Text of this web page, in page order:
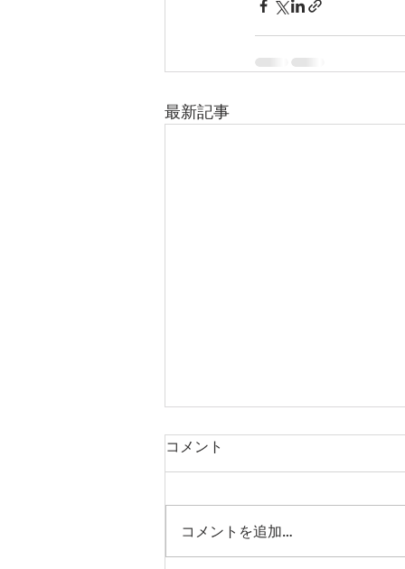
最新記事
９月の営業日について
コメント
コメントを追加…